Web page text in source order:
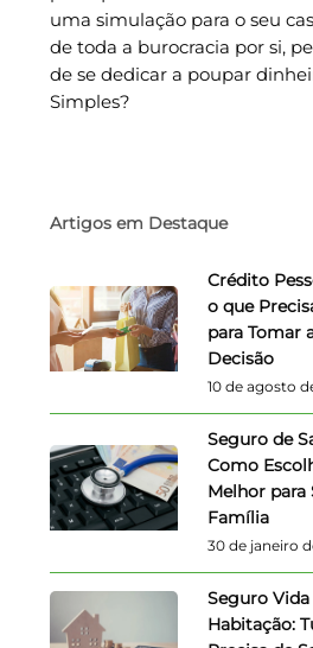
uma simulação para o seu
de toda a burocracia por si,
de se dedicar a poupar
Simples?
Artigos em Destaque
Crédito
o que
para Tomar
Decisão
10 de agosto
Seguro de
Como
Melhor para
Família
30 de janeiro
Seguro
Habitação: